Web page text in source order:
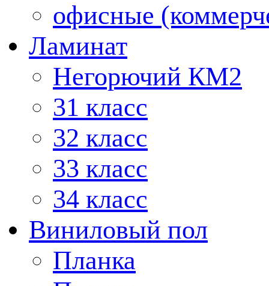
офисные
Ламинат
Негорючий КМ2
31 класс
32 класс
33 класс
34 класс
Виниловый пол
Планка